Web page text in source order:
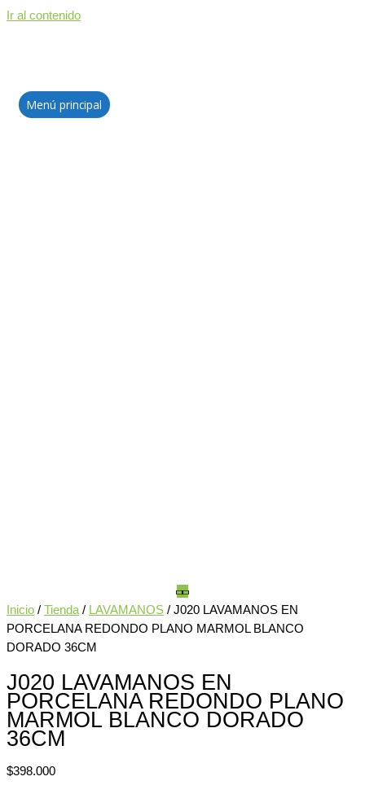
Ir al contenido
Menú principal
Inicio / Tienda / LAVAMANOS / J020 LAVAMANOS EN
PORCELANA REDONDO PLANO MARMOL BLANCO
DORADO 36CM
J020 LAVAMANOS EN
PORCELANA REDONDO PLANO
MARMOL BLANCO DORADO
36CM
$398.000